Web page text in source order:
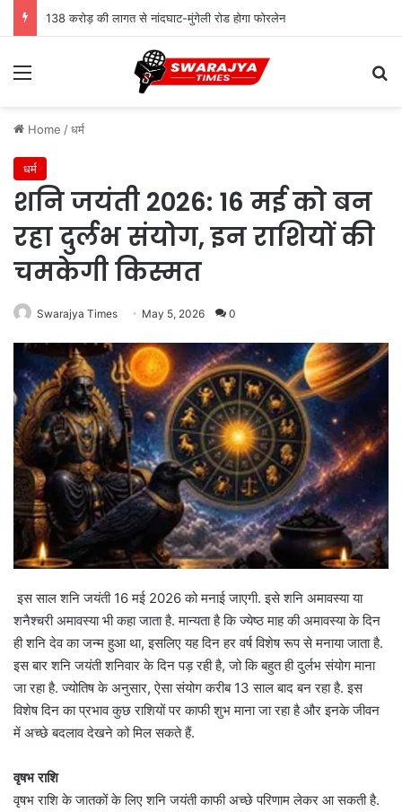
138 करोड़ की लागत से नांदघाट-मुंगेली रोड होगा फोरलेन
Menu
Home /धर्म
धर्म
शनि जयंती 2026: 16 मई को बन
रहा दुर्लभ संयोग, इन राशियों की
चमकेगी किस्मत
Swarajya Times May 5, 2026 0
इस साल शनि जयंती 16 मई 2026 को मनाई जाएगी. इसे शनि अमावस्या या
शनैश्चरी अमावस्या भी कहा जाता है. मान्यता है कि ज्येष्ठ माह की अमावस्या के दिन
ही शनि देव का जन्म हुआ था, इसलिए यह दिन हर वर्ष विशेष रूप से मनाया जाता है.
इस बार शनि जयंती शनिवार के दिन पड़ रही है, जो कि बहुत ही दुर्लभ संयोग माना
जा रहा है. ज्योतिष के अनुसार, ऐसा संयोग करीब 13 साल बाद बन रहा है. इस
विशेष दिन का प्रभाव कुछ राशियों पर काफी शुभ माना जा रहा है और इनके जीवन
में अच्छे बदलाव देखने को मिल सकते हैं.
वृषभ राशि
वृषभ राशि के जातकों के लिए शनि जयंती काफी अच्छे परिणाम लेकर आ सकती है.